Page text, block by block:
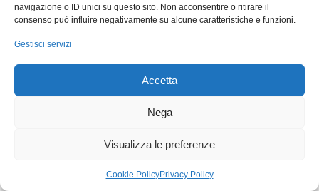
navigazione o ID unici su questo sito. Non acconsentire o ritirare il
consenso può influire negativamente su alcune caratteristiche e funzioni.
Gestisci servizi
Accetta
Nega
Visualizza le preferenze
Cookie PolicyPrivacy Policy
Pelago, Diacceto, Vallombrosa, Reggello, Incisa